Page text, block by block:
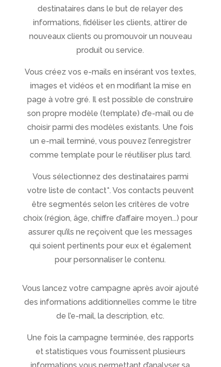
destinataires dans le but de relayer des
informations, fidéliser les clients, attirer de
nouveaux clients ou promouvoir un nouveau
produit ou service.
Vous créez vos e-mails en insérant vos textes,
images et vidéos et en modifiant la mise en
page à votre gré. Il est possible de construire
son propre modèle (template) d’e-mail ou de
choisir parmi des modèles existants. Une fois
un e-mail terminé, vous pouvez l’enregistrer
comme template pour le réutiliser plus tard.
Vous sélectionnez des destinataires parmi
votre liste de contact*. Vos contacts peuvent
être segmentés selon les critères de votre
choix (région, âge, chiffre d’affaire moyen...) pour
assurer qu’ils ne reçoivent que les messages
qui soient pertinents pour eux et également
pour personnaliser le contenu.
Vous lancez votre campagne après avoir ajouté
des informations additionnelles comme le titre
de l’e-mail, la description, etc.
Une fois la campagne terminée, des rapports
et statistiques vous fournissent plusieurs